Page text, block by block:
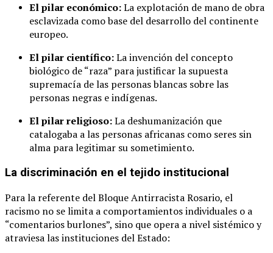
El pilar económico:La explotación de mano de obra
esclavizada como base del desarrollo del continente
europeo.
El pilar científico:La invención del concepto
biológico de “raza” para justificar la supuesta
supremacía de las personas blancas sobre las
personas negras e indígenas.
El pilar religioso:La deshumanización que
catalogaba a las personas africanas como seres sin
alma para legitimar su sometimiento.
La discriminación en el tejido institucional
Para la referente del Bloque Antirracista Rosario, el
racismo no se limita a comportamientos individuales o a
“comentarios burlones”, sino que opera a nivel sistémico y
atraviesa las instituciones del Estado: